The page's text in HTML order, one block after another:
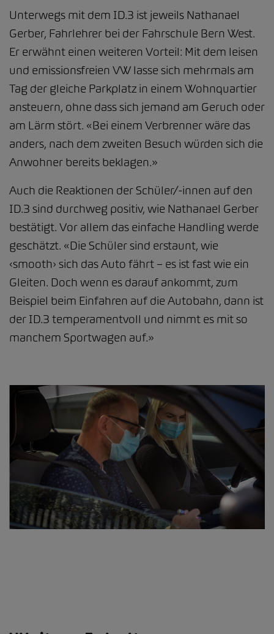
Unterwegs mit dem ID.3 ist jeweils Nathanael
Gerber, Fahrlehrer bei der Fahrschule Bern West.
Er erwähnt einen weiteren Vorteil: Mit dem leisen
und emissionsfreien VW lasse sich mehrmals am
Tag der gleiche Parkplatz in einem Wohnquartier
ansteuern, ohne dass sich jemand am Geruch oder
am Lärm stört. «Bei einem Verbrenner wäre das
anders, nach dem zweiten Besuch würden sich die
Anwohner bereits beklagen.»
Auch die Reaktionen der Schüler/-innen auf den
ID.3 sind durchweg positiv, wie Nathanael Gerber
bestätigt. Vor allem das einfache Handling werde
geschätzt. «Die Schüler sind erstaunt, wie
‹smooth› sich das Auto fährt – es ist fast wie ein
Gleiten. Doch wenn es darauf ankommt, zum
Beispiel beim Einfahren auf die Autobahn, dann ist
der ID.3 temperamentvoll und nimmt es mit so
manchem Sportwagen auf.»